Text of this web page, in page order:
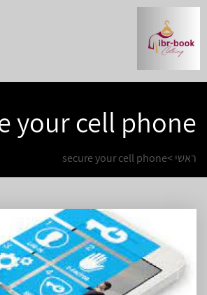
your cell phone
ראשי >
secure your cell phone